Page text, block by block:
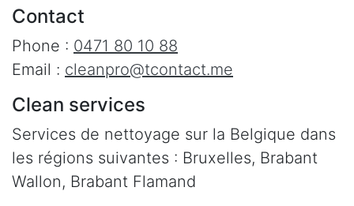
Contact
Phone : 0471 80 10 88
Email : cleanpro@tcontact.me
Clean services
Services de nettoyage sur la Belgique dans
les régions suivantes : Bruxelles, Brabant
Wallon, Brabant Flamand